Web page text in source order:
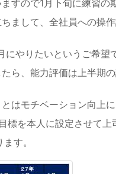
すので1月下旬に練習の
ちまして、全社員への操
やりたいというご希望
たら、能力評価は上半期
はモチベーション向上に
標を本人に設定させて上
す。